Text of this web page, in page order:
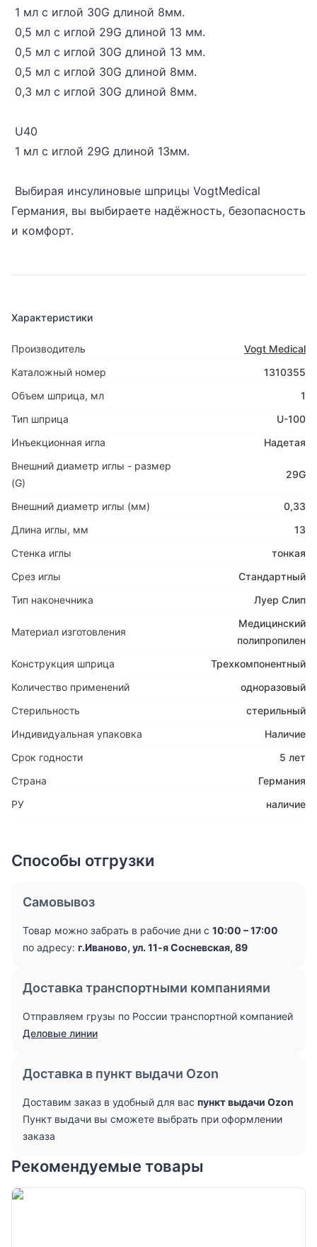
1 мл с иглой 30G длиной 8мм.
0,5 мл с иглой 29G длиной 13 мм.
0,5 мл с иглой 30G длиной 13 мм.
0,5 мл с иглой 30G длиной 8мм.
0,3 мл с иглой 30G длиной 8мм.
U40
1 мл с иглой 29G длиной 13мм.
Выбирая инсулиновые шприцы VogtMedical
Германия, вы выбираете надёжность, безопасность
и комфорт.
Характеристики
Производитель
Vogt Medical
Каталожный номер
1310355
Объем шприца, мл
1
Тип шприца
U-100
Инъекционная игла
Надетая
Внешний диаметр иглы - размер
(G)
29G
Внешний диаметр иглы (мм)
0,33
Длина иглы, мм
13
Стенка иглы
тонкая
Срез иглы
Стандартный
Тип наконечника
Луер Слип
Материал изготовления
Медицинский
полипропилен
Конструкция шприца
Трехкомпонентный
Количество применений
одноразовый
Стерильность
стерильный
Индивидуальная упаковка
Наличие
Срок годности
5 лет
Страна
Германия
РУ
наличие
Способы отгрузки
Самовывоз
Товар можно забрать в рабочие дни с 10:00 – 17:00
по адресу: г.Иваново, ул. 11-я Сосневская, 89
Доставка транспортными компаниями
Отправляем грузы по России транспортной компанией
Деловые линии
Доставка в пункт выдачи Ozon
Доставим заказ в удобный для вас пункт выдачи Ozon
Пункт выдачи вы сможете выбрать при оформлении
заказа
Рекомендуемые товары